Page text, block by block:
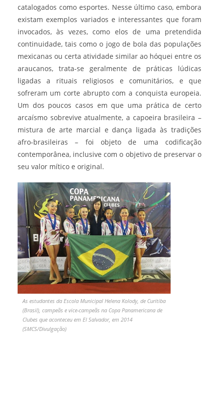
catalogados como esportes. Nesse último caso, embora
existam exemplos variados e interessantes que foram
invocados, às vezes, como elos de uma pretendida
continuidade, tais como o jogo de bola das populações
mexicanas ou certa atividade similar ao hóquei entre os
araucanos, trata-se geralmente de práticas lúdicas
ligadas a rituais religiosos e comunitários, e que
sofreram um corte abrupto com a conquista europeia.
Um dos poucos casos em que uma prática de certo
arcaísmo sobrevive atualmente, a capoeira brasileira –
mistura de arte marcial e dança ligada às tradições
afro-brasileiras – foi objeto de uma codificação
contemporânea, inclusive com o objetivo de preservar o
seu valor mítico e original.
As estudantes da Escola Municipal Helena Kolody, de Curitiba
(Brasil), campeãs e vice-campeãs na Copa Panamericana de
Clubes que aconteceu em El Salvador, em 2014
(SMCS/Divulgação)